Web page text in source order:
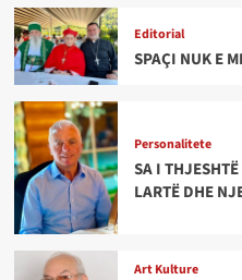
Editorial
SPAÇI NUK E
Personalitete
SA I
LARTË DHE
Art Kulture